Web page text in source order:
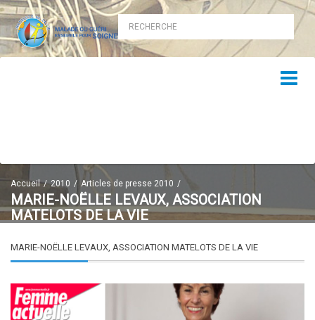
Accueil 2010 Articles de presse 2010
MARIE-NOËLLE LEVAUX, ASSOCIATION
MATELOTS DE LA VIE
MARIE-NOËLLE LEVAUX, ASSOCIATION MATELOTS DE LA VIE